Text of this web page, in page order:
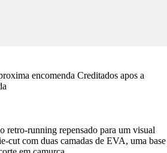
encomenda Creditados apos a
retro-running repensado para um visual
cut com duas camadas de EVA, uma base